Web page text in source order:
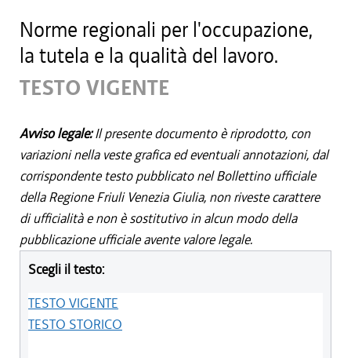
Norme regionali per l'occupazione,
la tutela e la qualità del lavoro.
TESTO VIGENTE
Avviso legale:Il presente documento è riprodotto, con
variazioni nella veste grafica ed eventuali annotazioni, dal
corrispondente testo pubblicato nel Bollettino ufficiale
della Regione Friuli Venezia Giulia, non riveste carattere
di ufficialità e non è sostitutivo in alcun modo della
pubblicazione ufficiale avente valore legale.
Scegli il testo:
TESTO VIGENTE
TESTO STORICO